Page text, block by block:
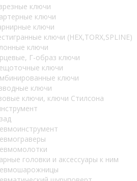
ключи
ключи
ключи
ключи (HEX,TORX,SPLINE)
ключи
Г-образ ключи
ключи
ключи
ключи
ключи, ключи Стилсона
головки и аксессуары к ним